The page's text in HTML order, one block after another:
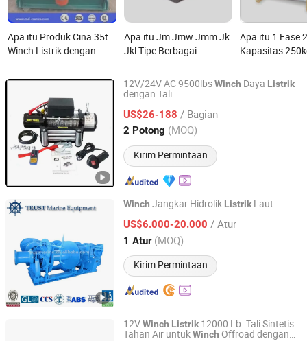
Apa itu Produk Cina 35t
Winch Listrik dengan
Apa itu Jm Jmw Jmm Jk
Jkl Tipe Berbagai
Pengangkat Laut &
Konstruksi Winch Listrik
Apa itu 1 Fase
Kapasitas
12V/24V AC 9500lbsWinch Daya Listrik
dengan Tali
US$26-188 / Bagian
2 Potong (MOQ)
Kirim Permintaan
Hebei Juying Hoisting Machinery Co., Ltd.
Hebei, China Harga mulai 2020
Winch Jangkar Hidrolik ListrikLaut
US$6.000-20.000 / Atur
1 Atur (MOQ)
Kirim Permintaan
Jingjiang Trust Trading Co., Ltd.
Jiangsu, China Harga mulai 2008
12VWinch Listrik12000 Lb. Tali Sintetis
Tahan Air untukWinch Offroad dengan